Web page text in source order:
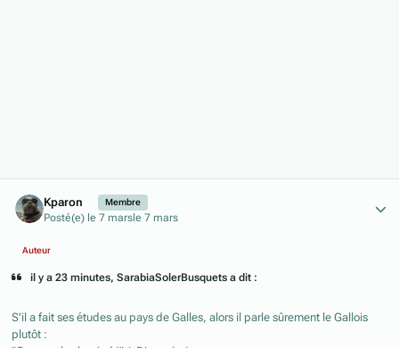
Kparon Membre
Posté(e) le 7 mars le 7 mars
Auteur
il y a 23 minutes, SarabiaSolerBusquets a dit :
S'il a fait ses études au pays de Galles, alors il parle sûrement le Gallois
plutôt :